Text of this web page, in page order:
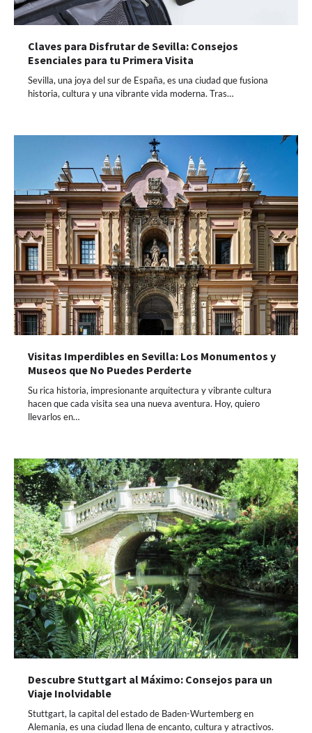
Claves para Disfrutar de Sevilla: Consejos
Esenciales para tu Primera Visita
Sevilla, una joya del sur de España, es una ciudad que fusiona
historia, cultura y una vibrante vida moderna. Tras…
Visitas Imperdibles en Sevilla: Los Monumentos y
Museos que No Puedes Perderte
Su rica historia, impresionante arquitectura y vibrante cultura
hacen que cada visita sea una nueva aventura. Hoy, quiero
llevarlos en…
Descubre Stuttgart al Máximo: Consejos para un
Viaje Inolvidable
Stuttgart, la capital del estado de Baden-Wurtemberg en
Alemania, es una ciudad llena de encanto, cultura y atractivos.